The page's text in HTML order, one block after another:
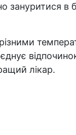
в
лікар.